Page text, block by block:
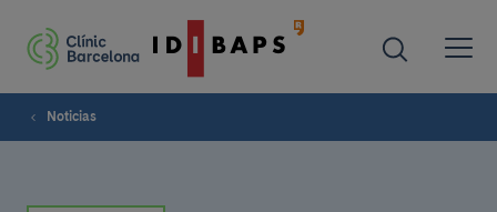
Noticias